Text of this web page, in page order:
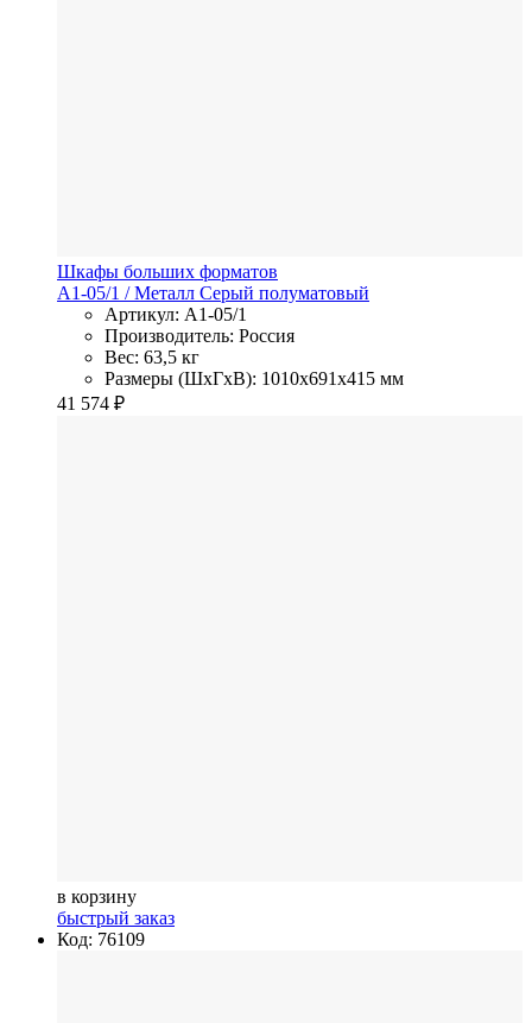
Шкафы больших форматов
A1-05/1 / Металл Серый полуматовый
Артикул: A1-05/1
Производитель: Россия
Вес: 63,5 кг
Размеры (ШхГхВ): 1010x691x415 мм
41 574 ₽
в корзину
быстрый заказ
Код: 76109